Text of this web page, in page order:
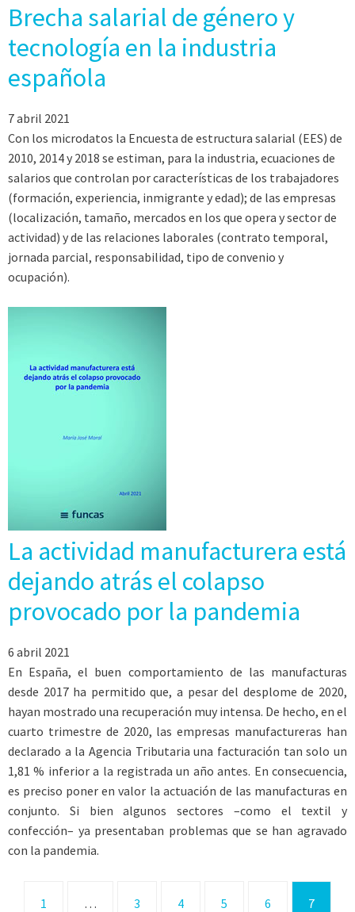
Brecha salarial de género y
tecnología en la industria
española
7 abril 2021
Con los microdatos la Encuesta de estructura salarial (EES) de
2010, 2014 y 2018 se estiman, para la industria, ecuaciones de
salarios que controlan por características de los trabajadores
(formación, experiencia, inmigrante y edad); de las empresas
(localización, tamaño, mercados en los que opera y sector de
actividad) y de las relaciones laborales (contrato temporal,
jornada parcial, responsabilidad, tipo de convenio y
ocupación).
La actividad manufacturera está
dejando atrás el colapso
provocado por la pandemia
6 abril 2021
En España, el buen comportamiento de las manufacturas
desde 2017 ha permitido que, a pesar del desplome de 2020,
hayan mostrado una recuperación muy intensa. De hecho, en el
cuarto trimestre de 2020, las empresas manufactureras han
declarado a la Agencia Tributaria una facturación tan solo un
1,81 % inferior a la registrada un año antes. En consecuencia,
es preciso poner en valor la actuación de las manufacturas en
conjunto. Si bien algunos sectores –como el textil y
confección– ya presentaban problemas que se han agravado
con la pandemia.
1 … 3 4 5 6 7